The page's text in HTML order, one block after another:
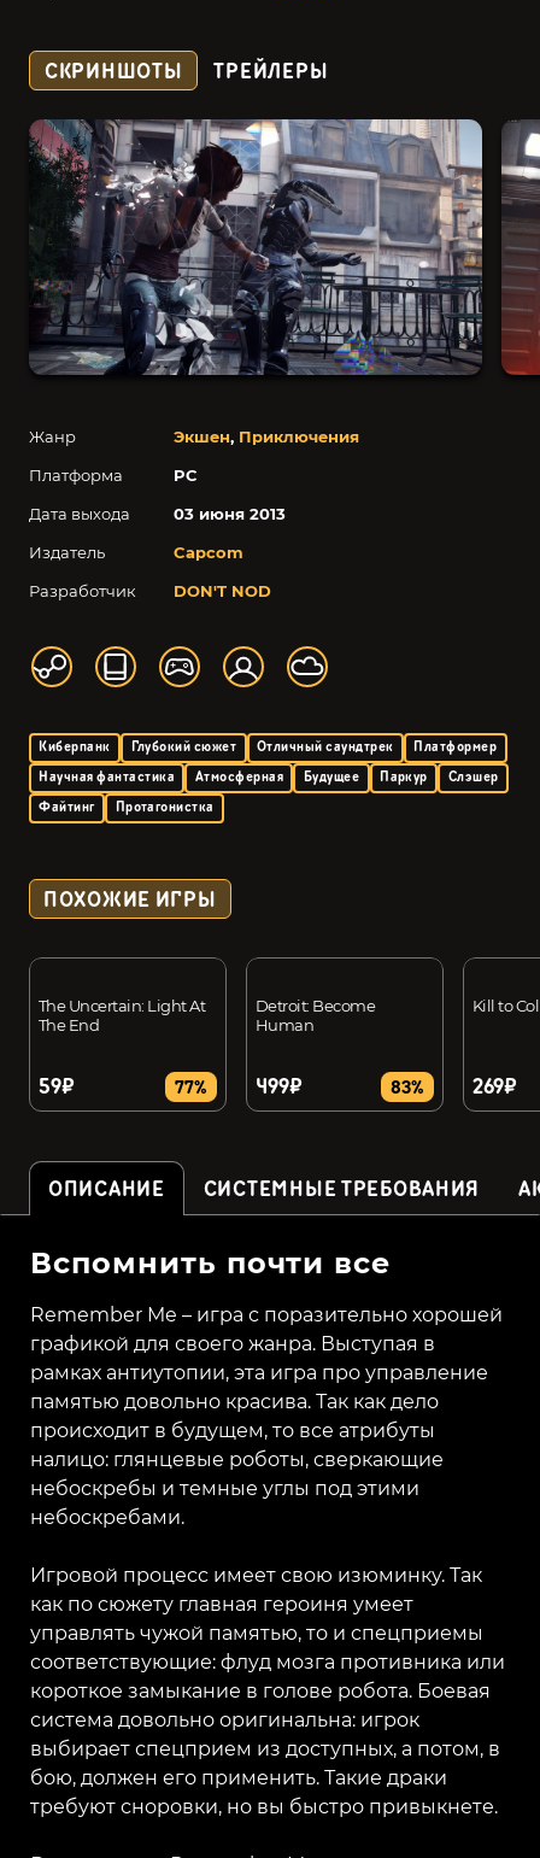
Жанр Экшен, Приключения
Платформа
PC
Дата выхода
03 июня 2013
Издатель
Capcom
Разработчик
DON'T NOD
Киберпанк Глубокий сюжет Отличный саундтрек
Платформер
Научная фантастика
Атмосферная Будущее Паркур
Слэшер
Файтинг
Протагонистка
СКРИНШОТЫ ТРЕЙЛЕРЫ
ПОХОЖИЕ ИГРЫ
The Uncertain: Light At
The End
59₽ 77%
Detroit: Become
Human
499₽ 83%
Kill to
269₽
ОПИСАНИЕ СИСТЕМНЫЕ ТРЕБОВАНИЯ
Вспомнить почти все
Remember Me – игра с поразительно хорошей
графикой для своего жанра. Выступая в
рамках антиутопии, эта игра про управление
памятью довольно красива. Так как дело
происходит в будущем, то все атрибуты
налицо: глянцевые роботы, сверкающие
небоскребы и темные углы под этими
небоскребами.
Игровой процесс имеет свою изюминку. Так
как по сюжету главная героиня умеет
управлять чужой памятью, то и спецприемы
соответствующие: флуд мозга противника или
короткое замыкание в голове робота. Боевая
система довольно оригинальна: игрок
выбирает спецприем из доступных, а потом, в
бою, должен его применить. Такие драки
требуют сноровки, но вы быстро привыкнете.